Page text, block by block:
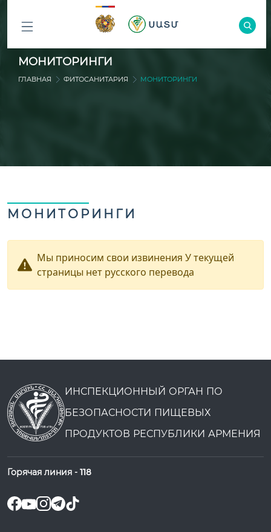
ԲՈԼՈՐ
ԲԱԺԻՆՆԵՐԸ
МОНИТОРИНГИ
ГЛАВНАЯ ФИТОСАНИТАРИЯ МОНИТОРИНГИ
МОНИТОРИНГИ
Мы приносим свои извинения У текущей
страницы нет русского перевода
ИНСПЕКЦИОННЫЙ ОРГАН ПО
БЕЗОПАСНОСТИ ПИЩЕВЫХ
ПРОДУКТОВ РЕСПУБЛИКИ АРМЕНИЯ
Горячая линия - 118